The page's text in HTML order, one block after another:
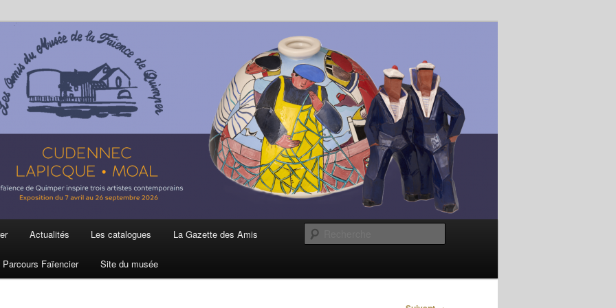
et de la Faïence de Quimper
Actualités Les catalogues La Gazette des Amis
Parcours Faïencier Site du musée